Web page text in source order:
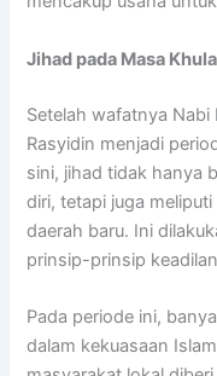
Jihad pada Masa
Setelah wafatnya
Rasyidin menjadi
sini, jihad tidak hanya
diri, tetapi juga
daerah baru. Ini
prinsip-prinsip
Pada periode ini,
dalam kekuasaan